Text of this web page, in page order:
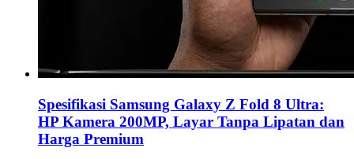
Spesifikasi Samsung Galaxy Z Fold 8 Ultra:
HP Kamera 200MP, Layar Tanpa Lipatan dan
Harga Premium